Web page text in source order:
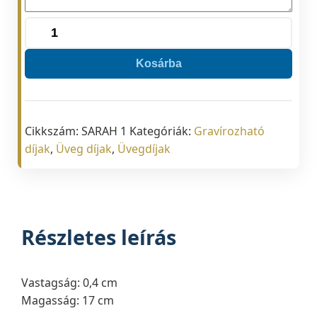
Üveg
SARAH1
Kosárba
Cikkszám: SARAH 1 Kategóriák: Gravírozható
díjak, Üveg díjak, Üvegdíjak
Részletes leírás
Vastagság: 0,4 cm
Magasság: 17 cm